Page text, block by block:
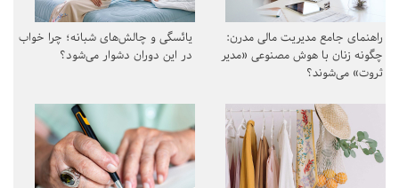
راهنمای جامع مدیریت مالی مدرن:
چگونه زنان با هوش مصنوعی «مدیر
ثروت» می‌شوند؟
یائسگی و چالش‌های شبانه؛ چرا خواب
در این دوران دشوار می‌شود؟